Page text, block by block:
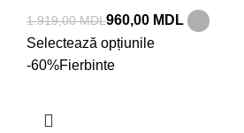
1.919,00MDL960,00 MDL
Selectează opțiunile
-60%Fierbinte